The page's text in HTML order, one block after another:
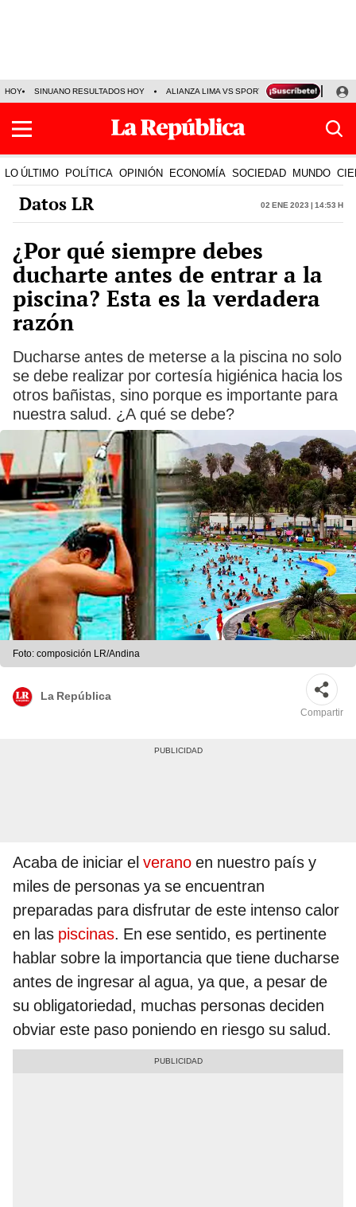
HOY SINUANO RESULTADOS HOY ALIANZA LIMA VS SPORT BOYS JORGE
LO ÚLTIMO POLÍTICA OPINIÓN ECONOMÍA SOCIEDAD MUNDO
Datos LR 02 Ene 2023 | 14:53 h
¿Por qué siempre debes
ducharte antes de entrar a la
piscina? Esta es la verdadera
razón
Ducharse antes de meterse a la piscina no solo
se debe realizar por cortesía higiénica hacia los
otros bañistas, sino porque es importante para
nuestra salud. ¿A qué se debe?
Foto: composición LR/Andina
La República
Compartir
Acaba de iniciar el verano en nuestro país y
miles de personas ya se encuentran
preparadas para disfrutar de este intenso calor
en las piscinas. En ese sentido, es pertinente
hablar sobre la importancia que tiene ducharse
antes de ingresar al agua, ya que, a pesar de
su obligatoriedad, muchas personas deciden
obviar este paso poniendo en riesgo su salud.